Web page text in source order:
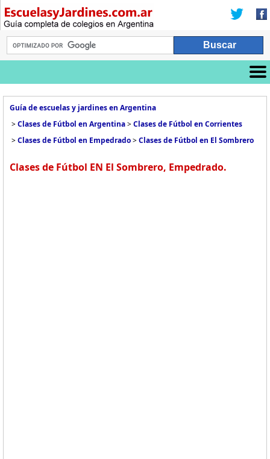
Guía de escuelas y jardines en Argentina
>Clases de Fútbol en Argentina>Clases de Fútbol en Corrientes
>Clases de Fútbol en Empedrado>Clases de Fútbol en El Sombrero
Clases de Fútbol EN El Sombrero, Empedrado.